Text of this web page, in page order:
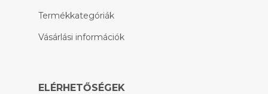
Termékkategóriák
Vásárlási információk
ELÉRHETŐSÉGEK